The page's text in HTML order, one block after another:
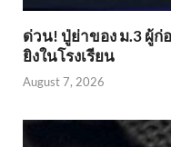
ด่วน! ปู่ย่าของ ม.3 ผู้
ยิงในโรงเรียน
August 7, 2026